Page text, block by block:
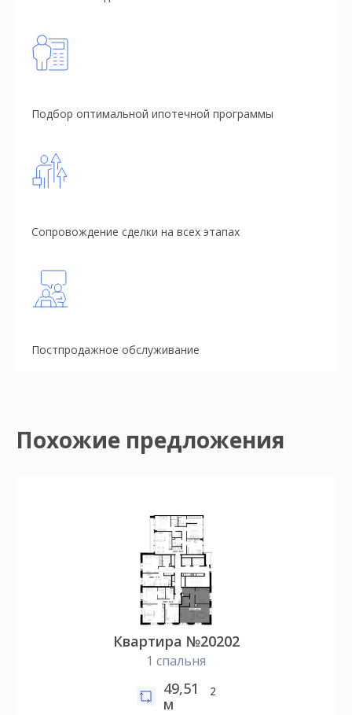
Подбор оптимальной ипотечной программы
Сопровождение сделки на всех этапах
Постпродажное обслуживание
Похожие предложения
Квартира №20202
1 спальня
49,51
м
2